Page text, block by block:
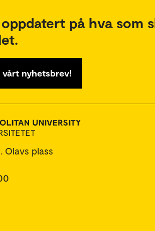
på hva som
nyhetsbrev!
Olavs plass